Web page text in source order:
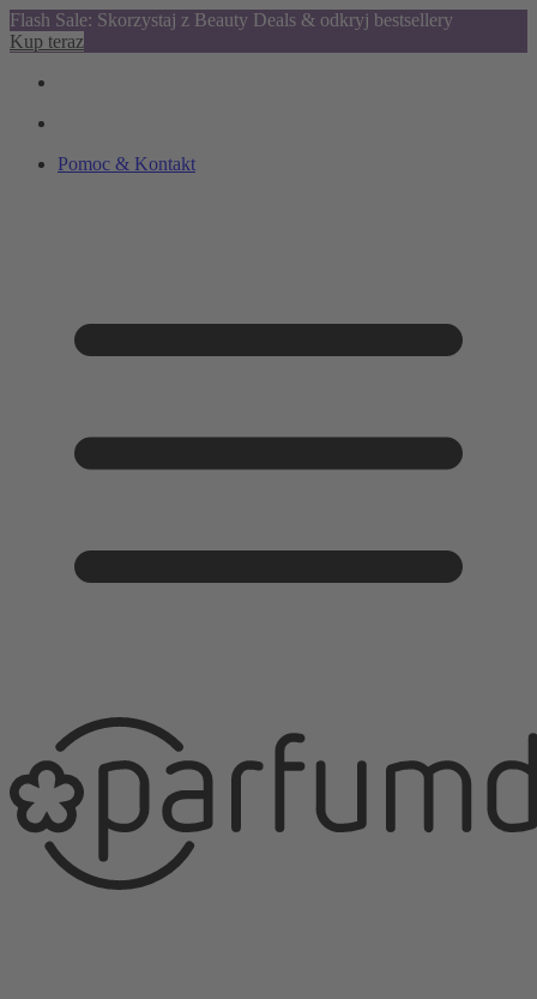
Flash Sale: Skorzystaj z Beauty Deals & odkryj bestsellery
Kup teraz
Pomoc & Kontakt